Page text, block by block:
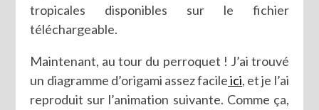
tropicales disponibles sur le fichier
téléchargeable.
Maintenant, au tour du perroquet ! J’ai trouvé
un diagramme d’origami assez facileici, et je l’ai
reproduit sur l’animation suivante. Comme ça,